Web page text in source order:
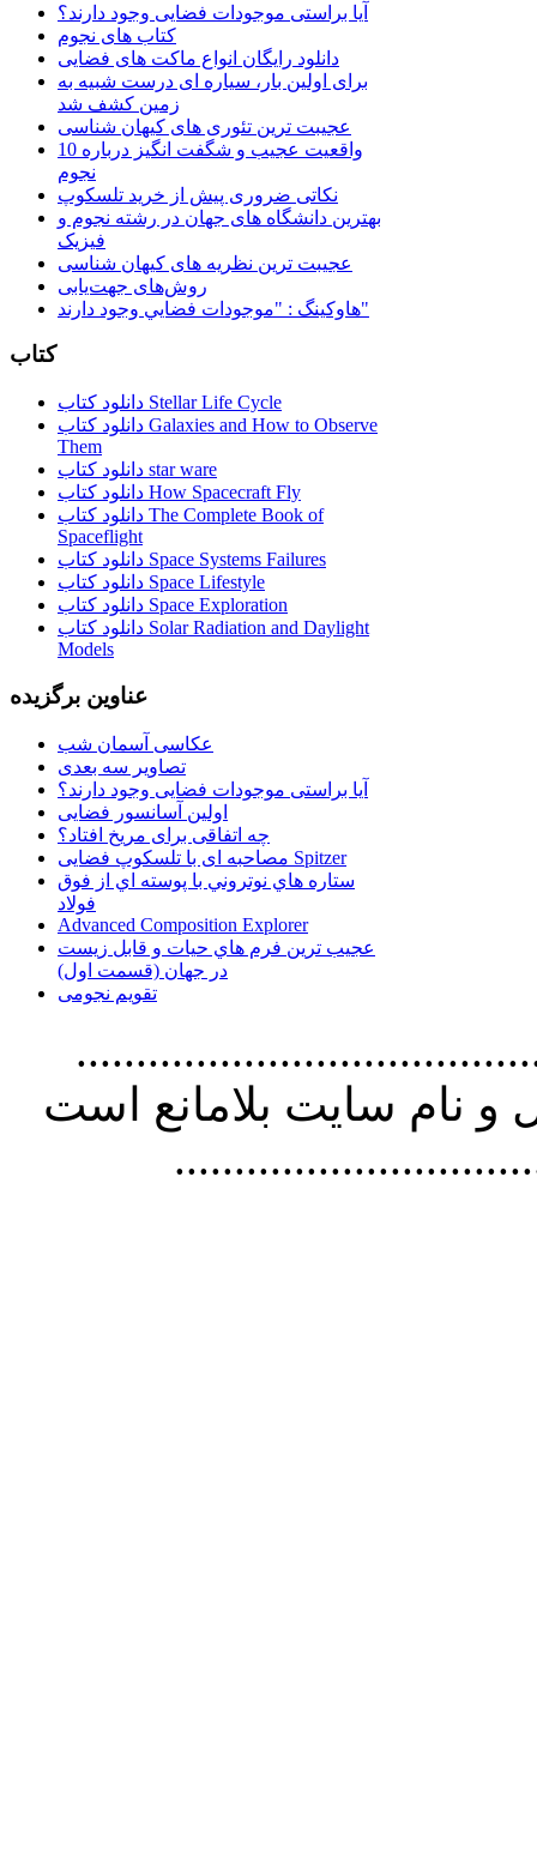
آیا براستی موجودات فضایی وجود دارند؟
کتاب های نجوم
دانلود رایگان انواع ماکت های فضایی
برای اولین بار، سیاره ای درست شبیه به
زمین کشف شد
عجیبت ترین تئوری های کیهان شناسی
10 واقعیت عجیب و شگفت انگیز درباره
نجوم
نکاتی ضروری پیش از خرید تلسکوپ
بهترین دانشگاه های جهان در رشته نجوم و
فیزیک
عجیبت ترین نظریه های کیهان شناسی
روش‌های جهت‌یابی
هاوكينگ : "موجودات فضايي وجود دارند"
کتاب
دانلود کتاب Stellar Life Cycle
دانلود کتاب Galaxies and How to Observe
Them
دانلود کتاب star ware
دانلود کتاب How Spacecraft Fly
دانلود کتاب The Complete Book of
Spaceflight
دانلود کتاب Space Systems Failures
دانلود کتاب Space Lifestyle
دانلود کتاب Space Exploration
دانلود کتاب Solar Radiation and Daylight
Models
عناوین برگزیده
عکاسی آسمان شب
تصاویر سه بعدی
آیا براستی موجودات فضایی وجود دارند؟
اولین آسانسور فضایی
چه اتفاقی برای مریخ افتاد؟
مصاحبه ای با تلسکوپ فضایی Spitzer
ستاره هاي نوتروني با پوسته اي از فوق
فولاد
Advanced Composition Explorer
عجیب ترین فرم هاي حيات و قابل زيست
در جهان (قسمت اول)
تقویم نجومی
استفاده از
نام سايت بلامانع است